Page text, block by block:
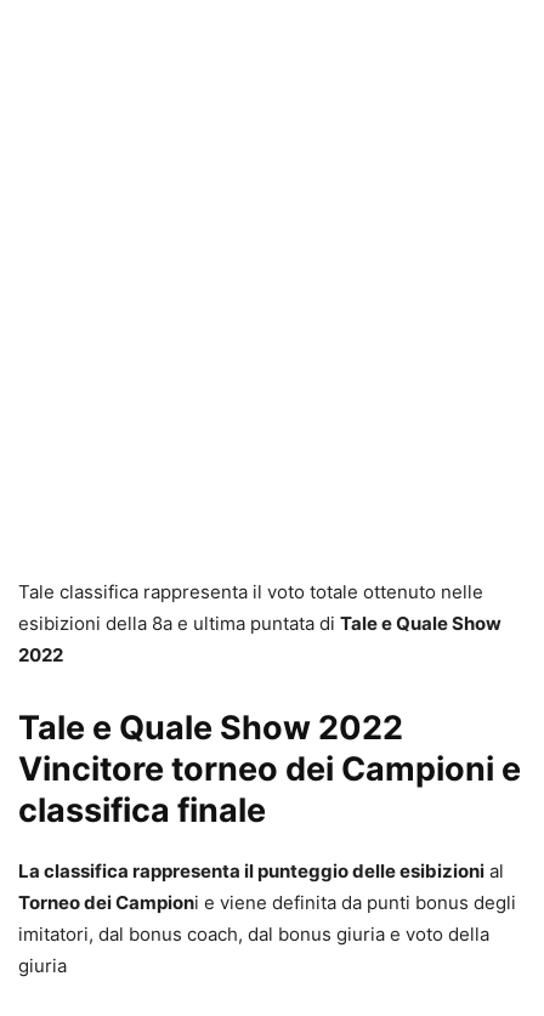
Tale classifica rappresenta il voto totale ottenuto nelle
esibizioni della 8a e ultima puntata di Tale e Quale Show
2022
Tale e Quale Show 2022
Vincitore torneo dei Campioni e
classifica finale
La classifica rappresenta il punteggio delle esibizioni al
Torneo dei Campioni e viene definita da punti bonus degli
imitatori, dal bonus coach, dal bonus giuria e voto della
giuria